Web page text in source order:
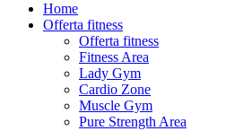
Home
Offerta fitness
Offerta fitness
Fitness Area
Lady Gym
Cardio Zone
Muscle Gym
Pure Strength Area